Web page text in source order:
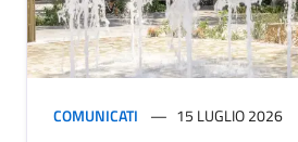
COMUNICATI 15 LUGLIO 2026